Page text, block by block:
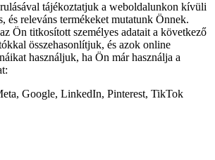
tájékoztatjuk a weboldalunkon kívüli
és releváns termékeket mutatunk Önnek.
Ön titkosított személyes adatait a következő
összehasonlítjuk, és azok online
használjuk, ha Ön már használja a
Google, LinkedIn, Pinterest, TikTok